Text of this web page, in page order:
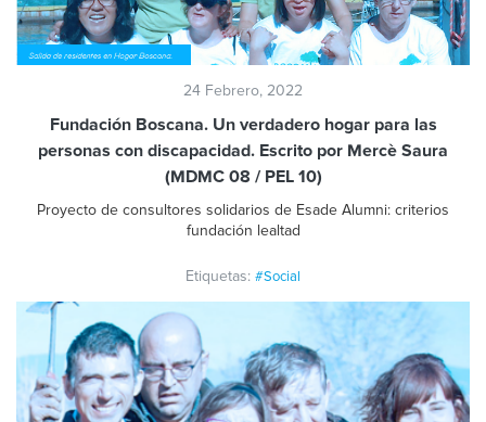
24 Febrero, 2022
Fundación Boscana. Un verdadero hogar para las
personas con discapacidad. Escrito por Mercè Saura
(MDMC 08 / PEL 10)
Proyecto de consultores solidarios de Esade Alumni: criterios
fundación lealtad
Etiquetas: #Social